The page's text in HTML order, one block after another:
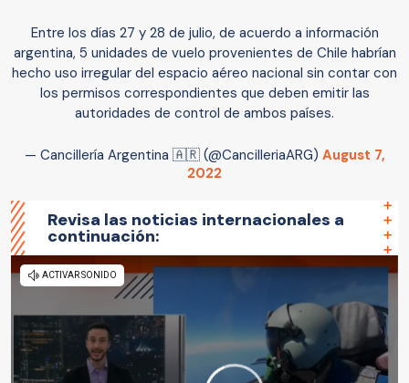
Entre los días 27 y 28 de julio, de acuerdo a información
argentina, 5 unidades de vuelo provenientes de Chile habrían
hecho uso irregular del espacio aéreo nacional sin contar con
los permisos correspondientes que deben emitir las
autoridades de control de ambos países.
— Cancillería Argentina 🇦🇷 (@CancilleriaARG) August 7,
2022
Revisa las noticias internacionales a
continuación: